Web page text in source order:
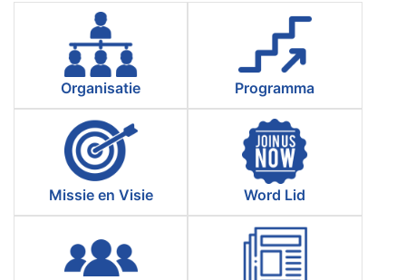
Organisatie Programma
Missie en Visie Word Lid